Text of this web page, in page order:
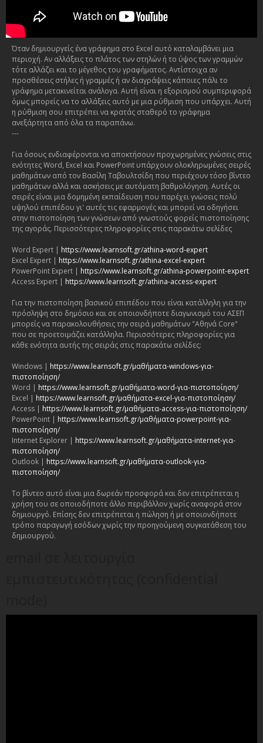
Όταν δημιουργείς ένα γράφημα στο Excel αυτό καταλαμβάνει μια
περιοχή. Αν αλλάξεις το πλάτος των στηλών ή το ύψος των γραμμών
τότε αλλάζει και το μέγεθος του γραφήματος. Αντίστοιχα αν
προσθέσεις στήλες ή γραμμές ή αν διαγράψεις κάποιες πάλι το
γράφημα μετακινείται ανάλογα. Αυτή είναι η εξορισμού συμπεριφορά
όμως μπορείς να το αλλάξεις αυτό με μια ρύθμιση που υπάρχει. Αυτή
η ρύθμιση σου επιτρέπει να κρατάς σταθερό το γράφημα
ανεξάρτητα από όλα τα παραπάνω.
---
Για όσους ενδιαφέρονται να αποκτήσουν προχωρημένες γνώσεις στις
ενότητες Word, Excel και PowerPoint υπάρχουν ολοκληρωμένες σειρές
μαθημάτων από τον Βασίλη Ταβουλτσίδη που περιέχουν τόσο βίντεο
μαθημάτων αλλά και ασκήσεις με αυτόματη βαθμολόγηση. Αυτές οι
σειρές είναι μια δομημένη εκπαίδευση που παρέχει γνώσεις πολύ
υψηλού επιπέδου γι' αυτές τις εφαρμογές και μπορεί να οδηγήσει
στην πιστοποίηση των γνώσεων από γνωστούς φορείς πιστοποίησης
της αγοράς. Περισσότερες πληροφορίες στις παρακάτω σελίδες
Word Expert | https://www.learnsoft.gr/athina-word-expert
Excel Expert | https://www.learnsoft.gr/athina-excel-expert
PowerPoint Expert | https://www.learnsoft.gr/athina-powerpoint-expert
Access Expert | https://www.learnsoft.gr/athina-access-expert
Για την πιστοποίηση βασικού επιπέδου που είναι κατάλληλη για την
πρόσληψη στο δημόσιο και σε οποιονδήποτε διαγωνισμό του ΑΣΕΠ
μπορείς να παρακολουθήσεις την σειρά μαθημάτων "Αθηνά Core"
που σε προετοιμάζει κατάλληλα. Περισσότερες πληροφορίες για
κάθε ενότητα αυτής της σειράς στις παρακάτω σελίδες:
Windows | https://www.learnsoft.gr/μαθήματα-windows-για-
πιστοποίηση/
Word | https://www.learnsoft.gr/μαθήματα-word-για-πιστοποίηση/
Excel | https://www.learnsoft.gr/μαθήματα-excel-για-πιστοποίηση/
Access | https://www.learnsoft.gr/μαθήματα-access-για-πιστοποίηση/
PowerPoint | https://www.learnsoft.gr/μαθήματα-powerpoint-για-
πιστοποίηση/
Internet Explorer | https://www.learnsoft.gr/μαθήματα-internet-για-
πιστοποίηση/
Outlook | https://www.learnsoft.gr/μαθήματα-outlook-για-
πιστοποίηση/
Το βίντεο αυτό είναι μια δωρεάν προσφορά και δεν επιτρέπεται η
χρήση του σε οποιοδήποτε άλλο περιβάλλον χωρίς αναφορά στον
δημιουργό. Επίσης δεν επιτρέπεται η πώληση ή με οποιονδήποτε
τρόπο παραγωγή εσόδων χωρίς την προηγούμενη συγκατάθεση του
δημιουργού.